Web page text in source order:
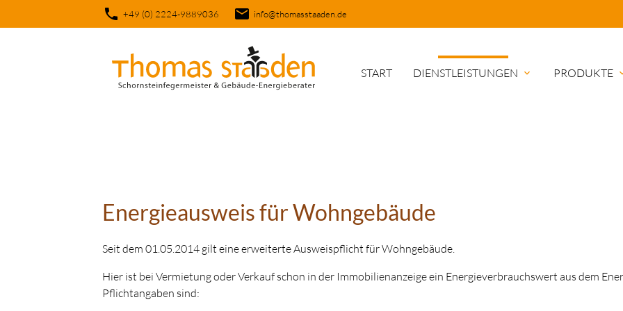
phone +49 (0) 2224-9889036 email info@thomasstaaden.de
START DIENSTLEISTUNGEN expand_more PRODUKTE
Energieausweis für Wohngebäude
Seit dem 01.05.2014 gilt eine erweiterte Ausweispflicht für Wohngebäude.
Hier ist bei Vermietung oder Verkauf schon in der Immobilienanzeige ein Energieverbrauchswert aus dem
Pflichtangaben sind: